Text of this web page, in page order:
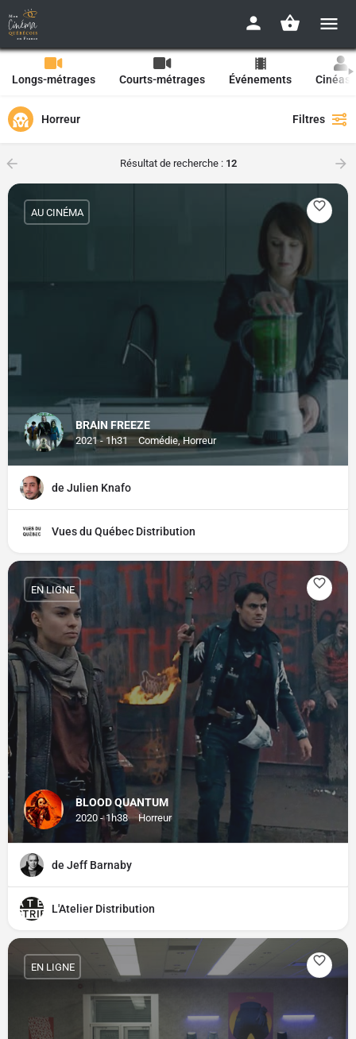
Longs-métrages Courts-métrages Événements
Horreur Filtres
Résultat de recherche : 12
BRAIN FREEZE
2021 - 1h31 Comédie, Horreur
AU CINÉMA
de Julien Knafo
Vues du Québec Distribution
BLOOD QUANTUM
2020 - 1h38 Horreur
EN LIGNE
de Jeff Barnaby
L'Atelier Distribution
EN LIGNE